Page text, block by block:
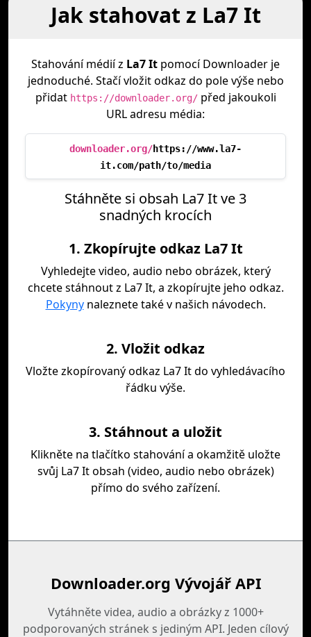
Jak stahovat z La7 It
Stahování médií z La7 It pomocí Downloader je
jednoduché. Stačí vložit odkaz do pole výše nebo
přidat https://downloader.org/před jakoukoli
URL adresu média:
downloader.org/https://www.la7-
it.com/path/to/media
Stáhněte si obsah La7 It ve 3
snadných krocích
1. Zkopírujte odkaz La7 It
Vyhledejte video, audio nebo obrázek, který
chcete stáhnout z La7 It, a zkopírujte jeho odkaz.
Pokynynaleznete také v našich návodech.
2. Vložit odkaz
Vložte zkopírovaný odkaz La7 It do vyhledávacího
řádku výše.
3. Stáhnout a uložit
Klikněte na tlačítko stahování a okamžitě uložte
svůj La7 It obsah (video, audio nebo obrázek)
přímo do svého zařízení.
Downloader.org Vývojář API
Vytáhněte videa, audio a obrázky z 1000+
podporovaných stránek s jediným API. Jeden cílový